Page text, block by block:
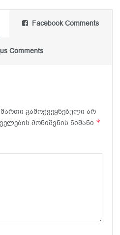
Facebook Comments
Comments
გამოქვეყნებული არ
მონიშვნის ნიშანი *